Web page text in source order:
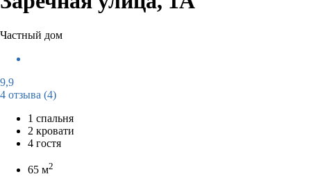
Частный дом
9,9
4 отзыва (4)
1 спальня
2 кровати
4 гостя
65 м2